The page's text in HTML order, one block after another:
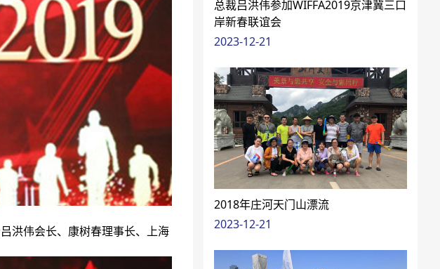
洪伟会长、康树春理事长、上海
总裁吕洪伟参加WIFFA2019京津冀三口
岸新春联谊会
2023-12-21
2018年庄河天门山漂流
2023-12-21